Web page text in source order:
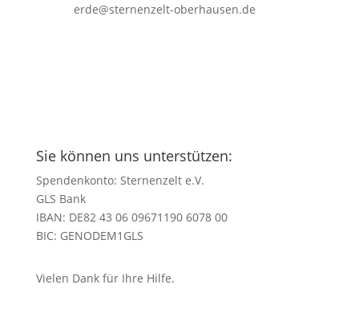
erde@sternenzelt-oberhausen.de
Sie können uns unterstützen:
Spendenkonto: Sternenzelt e.V.
GLS Bank
IBAN: DE82 43 06 09671190 6078 00
BIC: GENODEM1GLS
Vielen Dank für Ihre Hilfe.